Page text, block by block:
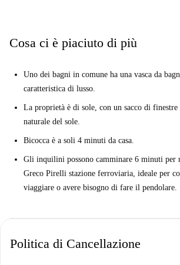
scolastici e attrazioni locali. Da qui, è possibile
Bicocca, le Segreterie Studenti e il Raffles Milano.
turistiche locali includono la Fontana
degli Arcimboldi e il Parco Scientifico. I
includono Honu Poke e Mensa, che offrono un
Cosa ci è piaciuto di più
Uno dei bagni in comune ha una vasca da
caratteristica di lusso.
La proprietà è di sole, con un sacco di
naturale del sole.
Bicocca è a soli 4 minuti da casa.
Gli inquilini possono camminare 6 minuti per
Greco Pirelli stazione ferroviaria, ideale per
viaggiare o avere bisogno di fare il pendolare.
Politica di Cancellazione